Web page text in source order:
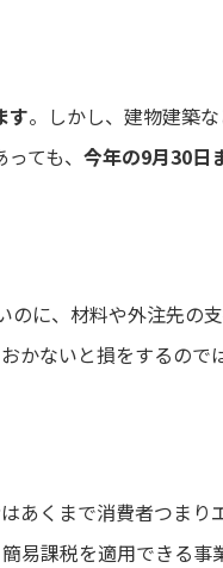
す。しかし、建物建築
ても、 今年の9月30日
に、材料や外注先の
かないと損をするの
あくまで消費者つまり
簡易課税を適用できる事